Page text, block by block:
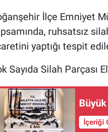
İlçe Emniyet
ruhsatsız
yaptığı tespit
Sayıda Silah Parçası
İçeriği